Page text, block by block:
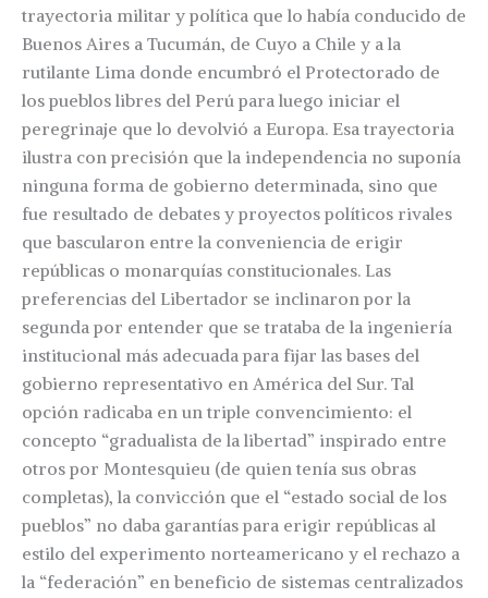
trayectoria militar y política que lo había conducido de
Buenos Aires a Tucumán, de Cuyo a Chile y a la
rutilante Lima donde encumbró el Protectorado de
los pueblos libres del Perú para luego iniciar el
peregrinaje que lo devolvió a Europa. Esa trayectoria
ilustra con precisión que la independencia no suponía
ninguna forma de gobierno determinada, sino que
fue resultado de debates y proyectos políticos rivales
que bascularon entre la conveniencia de erigir
repúblicas o monarquías constitucionales. Las
preferencias del Libertador se inclinaron por la
segunda por entender que se trataba de la ingeniería
institucional más adecuada para fijar las bases del
gobierno representativo en América del Sur. Tal
opción radicaba en un triple convencimiento: el
concepto “gradualista de la libertad” inspirado entre
otros por Montesquieu (de quien tenía sus obras
completas), la convicción que el “estado social de los
pueblos” no daba garantías para erigir repúblicas al
estilo del experimento norteamericano y el rechazo a
la “federación” en beneficio de sistemas centralizados